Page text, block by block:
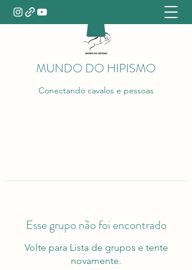
MUNDO DO HIPISMO
Conectando cavalos e pessoas
Esse grupo não foi encontrado
Volte para Lista de grupos e tente
novamente.